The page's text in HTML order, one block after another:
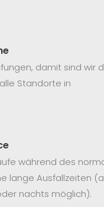
damit sind wir
Standorte in
während des
lange Ausfallzeiten
nachts möglich).